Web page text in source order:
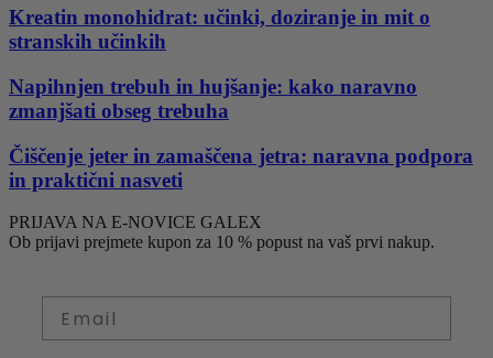
Kreatin monohidrat: učinki, doziranje in mit o
stranskih učinkih
Napihnjen trebuh in hujšanje: kako naravno
zmanjšati obseg trebuha
Čiščenje jeter in zamaščena jetra: naravna podpora
in praktični nasveti
PRIJAVA NA E-NOVICE GALEX
Ob prijavi prejmete kupon za 10 % popust na vaš prvi nakup.